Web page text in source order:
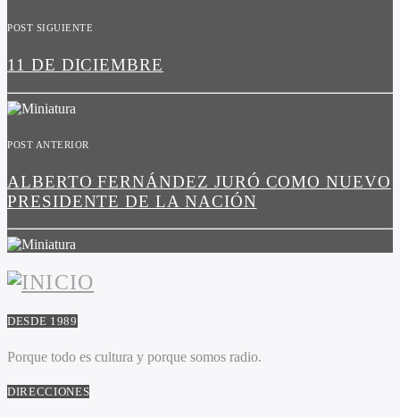
POST SIGUIENTE
11 DE DICIEMBRE
POST ANTERIOR
ALBERTO FERNÁNDEZ JURÓ COMO NUEVO
PRESIDENTE DE LA NACIÓN
DESDE 1989
Porque todo es cultura y porque somos radio.
DIRECCIONES